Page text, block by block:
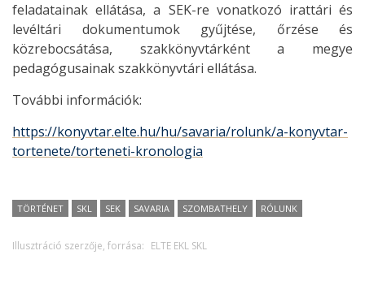
feladatainak ellátása, a SEK-re vonatkozó irattári és
levéltári dokumentumok gyűjtése, őrzése és
közrebocsátása, szakkönyvtárként a megye
pedagógusainak szakkönyvtári ellátása.
További információk:
https://konyvtar.elte.hu/hu/savaria/rolunk/a-konyvtar-
tortenete/torteneti-kronologia
TÖRTÉNET SKL SEK SAVARIA SZOMBATHELY RÓLUNK
Illusztráció szerzője, forrása: ELTE EKL SKL